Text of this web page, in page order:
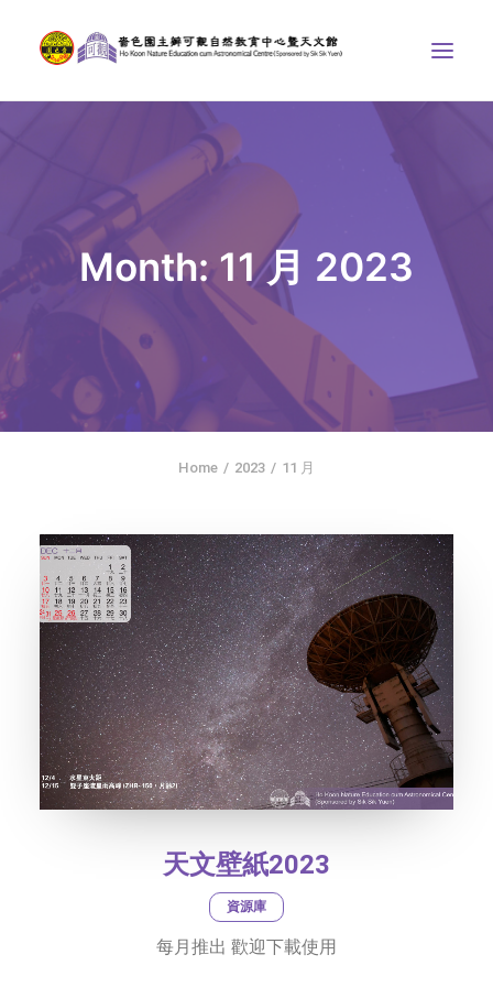
天文館
博物天地
比賽/專題計劃
聯絡我們
SEARCH
社交平台
字型大小
Month: 11 月 2023
Home 2023 11 月
天文壁紙2023
資源庫
每月推出 歡迎下載使用